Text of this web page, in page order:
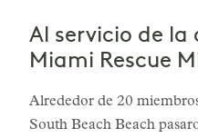
Al servicio de la
Miami Rescue
Alrededor de 20
South Beach Beach